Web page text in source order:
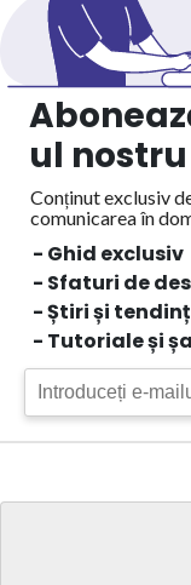
ul nostru
Conținut exclusiv
comunicarea în
- Ghid exclusiv
- Sfaturi de
- Știri și
- Tutoriale și